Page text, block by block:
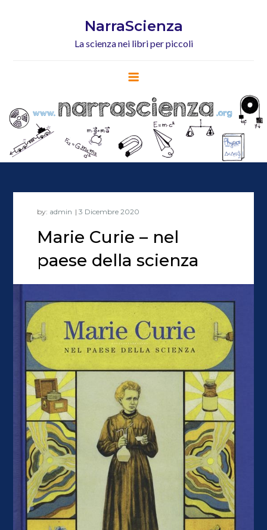
NarraScienza
La scienza nei libri per piccoli
by: admin
Marie Curie – nel
paese della scienza